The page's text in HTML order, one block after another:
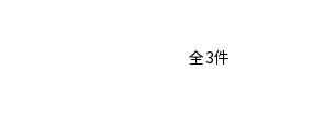
全3件